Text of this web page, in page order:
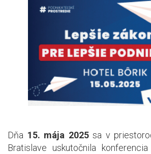
Dňa 15. mája 2025sa v
Bratislave uskutočnila konferencia